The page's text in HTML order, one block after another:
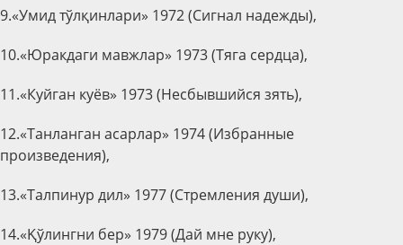
9.«Умид тўлқинлари» 1972 (Сигнал надежды),
10.«Юракдаги мавжлар» 1973 (Тяга сердца),
11.«Куйган куёв» 1973 (Несбывшийся зять),
12.«Танланган асарлар» 1974 (Избранные
произведения),
13.«Талпинур дил» 1977 (Стремления души),
14.«Қўлингни бер» 1979 (Дай мне руку),